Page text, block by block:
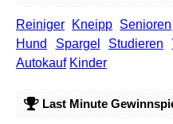
Reiniger Kneipp Senioren
Hund
Spargel Studieren
Autokauf Kinder
Last Minute